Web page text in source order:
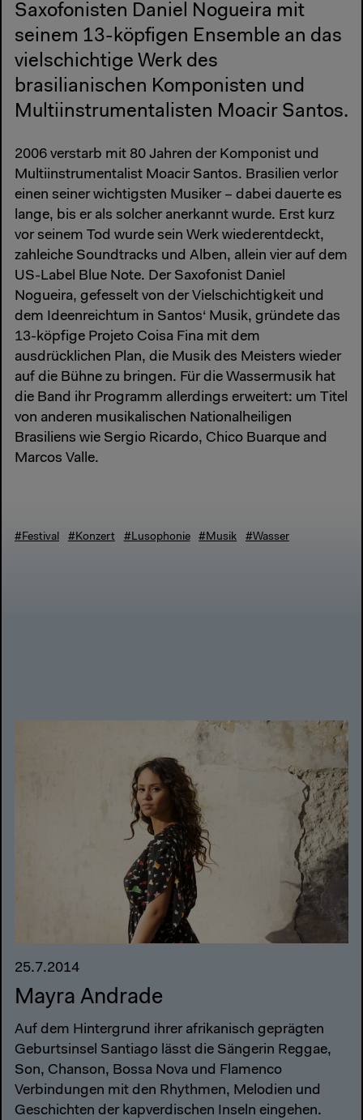
Saxofonisten Daniel Nogueira mit
seinem 13-köpfigen Ensemble an das
vielschichtige Werk des
brasilianischen Komponisten und
Multiinstrumentalisten Moacir Santos.
2006 verstarb mit 80 Jahren der Komponist und
Multiinstrumentalist Moacir Santos. Brasilien verlor
einen seiner wichtigsten Musiker – dabei dauerte es
lange, bis er als solcher anerkannt wurde. Erst kurz
vor seinem Tod wurde sein Werk wiederentdeckt,
zahleiche Soundtracks und Alben, allein vier auf dem
US-Label Blue Note. Der Saxofonist Daniel
Nogueira, gefesselt von der Vielschichtigkeit und
dem Ideenreichtum in Santos‘ Musik, gründete das
13-köpfige Projeto Coisa Fina mit dem
ausdrücklichen Plan, die Musik des Meisters wieder
auf die Bühne zu bringen. Für die Wassermusik hat
die Band ihr Programm allerdings erweitert: um Titel
von anderen musikalischen Nationalheiligen
Brasiliens wie Sergio Ricardo, Chico Buarque and
Marcos Valle.
#Festival #Konzert #Lusophonie #Musik #Wasser
25.7.2014
Mayra Andrade
Auf dem Hintergrund ihrer afrikanisch geprägten
Geburtsinsel Santiago lässt die Sängerin Reggae,
Son, Chanson, Bossa Nova und Flamenco
Verbindungen mit den Rhythmen, Melodien und
Geschichten der kapverdischen Inseln eingehen.